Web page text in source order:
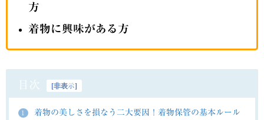
方
着物に興味がある方
目次 [非表示]
1 着物の美しさを損なう二大要因！着物保管の基本ルール